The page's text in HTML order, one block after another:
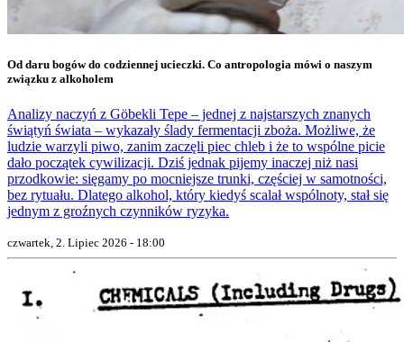
Od daru bogów do codziennej ucieczki. Co antropologia mówi o naszym
związku z alkoholem
Analizy naczyń z Göbekli Tepe – jednej z najstarszych znanych
świątyń świata – wykazały ślady fermentacji zboża. Możliwe, że
ludzie warzyli piwo, zanim zaczęli piec chleb i że to wspólne picie
dało początek cywilizacji. Dziś jednak pijemy inaczej niż nasi
przodkowie: sięgamy po mocniejsze trunki, częściej w samotności,
bez rytuału. Dlatego alkohol, który kiedyś scalał wspólnoty, stał się
jednym z groźnych czynników ryzyka.
czwartek, 2. Lipiec 2026 - 18:00